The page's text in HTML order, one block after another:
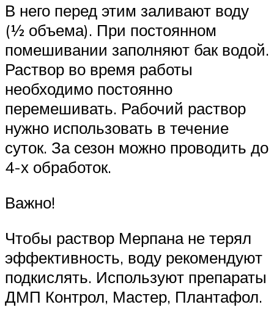
В него перед этим заливают воду
(½ объема). При постоянном
помешивании заполняют бак водой.
Раствор во время работы
необходимо постоянно
перемешивать. Рабочий раствор
нужно использовать в течение
суток. За сезон можно проводить до
4-х обработок.
Важно!
Чтобы раствор Мерпана не терял
эффективность, воду рекомендуют
подкислять. Используют препараты
ДМП Контрол, Мастер, Плантафол.